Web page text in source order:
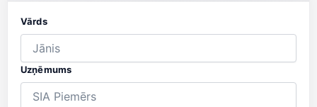
Vārds
Uzņēmums